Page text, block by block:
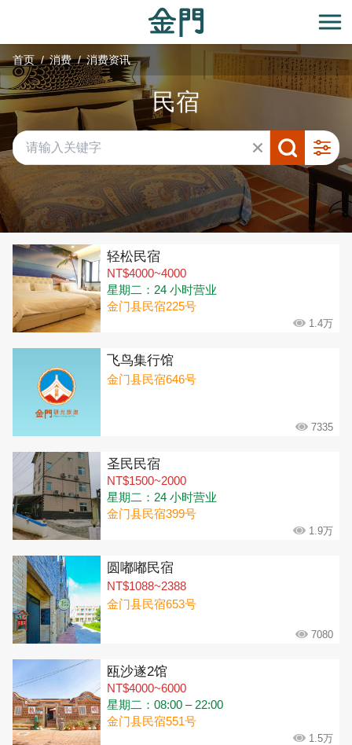
主
要
内
容
开
首页 消费 消费资讯
民宿
共有 292 间店家
轻松民宿
NT$4000~4000
星期二：24 小时营业
金门县民宿225号
1.4万
飞鸟集行馆
金门县民宿646号
7335
圣民民宿
NT$1500~2000
星期二：24 小时营业
金门县民宿399号
1.9万
圆嘟嘟民宿
NT$1088~2388
金门县民宿653号
7080
瓯沙遂2馆
NT$4000~6000
星期二：08:00 – 22:00
金门县民宿551号
1.5万